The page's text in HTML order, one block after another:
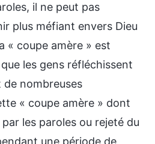
il ne peut pas
plus méfiant envers Dieu
« coupe amère » est
les gens réfléchissent
de nombreuses
« coupe amère » dont
les paroles ou rejeté du
une période de